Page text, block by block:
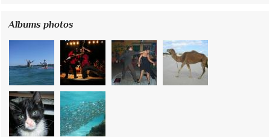
Albums photos